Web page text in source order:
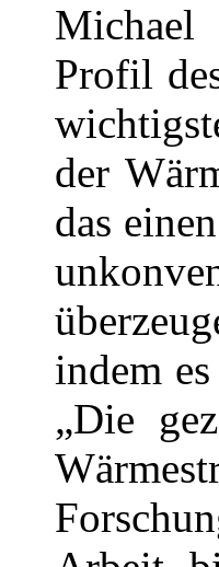
Profil
der
das
indem
„Die